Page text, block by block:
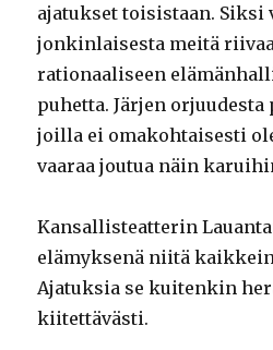
ajatukset toisistaan. Siksi
jonkinlaisesta meitä
rationaaliseen
puhetta. Järjen
joilla ei omakohtaisesti
vaaraa joutua näin
Kansallisteatterin
elämyksenä niitä
Ajatuksia se kuitenkin
kiitettävästi.